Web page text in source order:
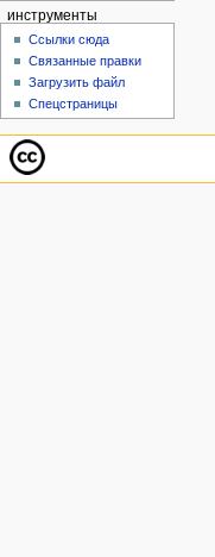
инструменты
Ссылки сюда
Связанные правки
Загрузить файл
Спецстраницы